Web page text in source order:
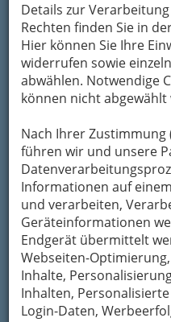
Details zur
Rechten finden Sie in
Hier können Sie Ihre
widerrufen sowie
abwählen. Notwendige
können nicht abgewählt
Nach Ihrer Zustimmung
führen wir und unsere
Informationen auf
und verarbeiten,
Geräteinformationen
Endgerät übermittelt
Webseiten-
Inhalte,
Inhalten,
Login-Daten,
Um die Info-Graz
bewahren , verwenden
Übermittlung Ihrer
Formular. Ihre
Absenden
Unternehmen
MUWA weitergeleitet.
Mein Name
Meine Email Adresse
Mein Betreff